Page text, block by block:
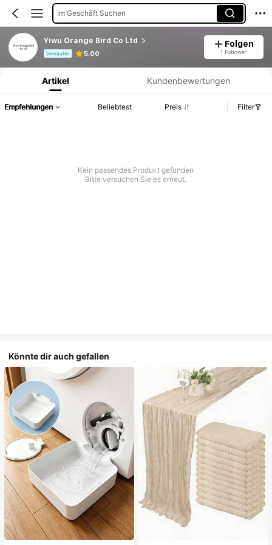
Im Geschäft Suchen
Yiwu Orange Bird Co Ltd
Verkäufer 5.00
Folgen
1 Follower
Produktinformation: Preisangabe, Verkaufs- und Lagerbestandsdetails.
Artikel Kundenbewertungen
Empfehlungen Beliebtest Preis Filter
Kein passendes Produkt gefunden
Bitte versuchen Sie es erneut.
Könnte dir auch gefallen